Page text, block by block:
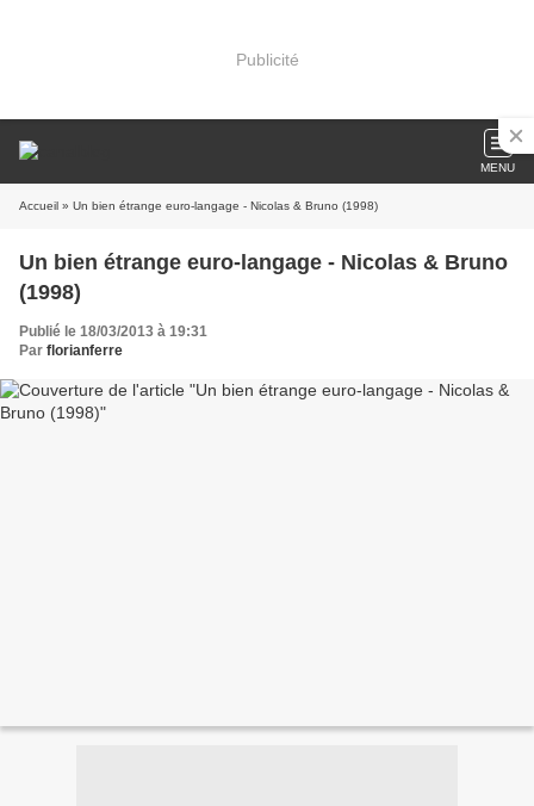
Publicité
MENU
Accueil » Un bien étrange euro-langage - Nicolas & Bruno (1998)
Un bien étrange euro-langage - Nicolas & Bruno
(1998)
Publié le 18/03/2013 à 19:31
Par florianferre